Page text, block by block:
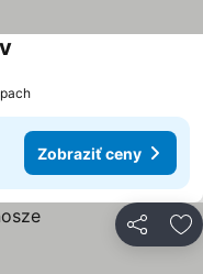
Zobraziť ceny
Zdieľať